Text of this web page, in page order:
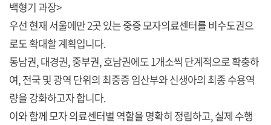
백형기 과장>
우선 현재 서울에만 2곳 있는 중증 모자의료센터를 비수도권으
로도 확대할 계획입니다.
동남권, 대경권, 중부권, 호남권에도 1개소씩 단계적으로 확충하
여, 전국 및 광역 단위의 최중증 임산부와 신생아의 최종 수용역
량을 강화하고자 합니다.
이와 함께 모자 의료센터별 역할을 명확히 정립하고, 실제 수행